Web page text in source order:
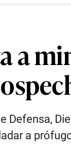
a
Defensa,
a